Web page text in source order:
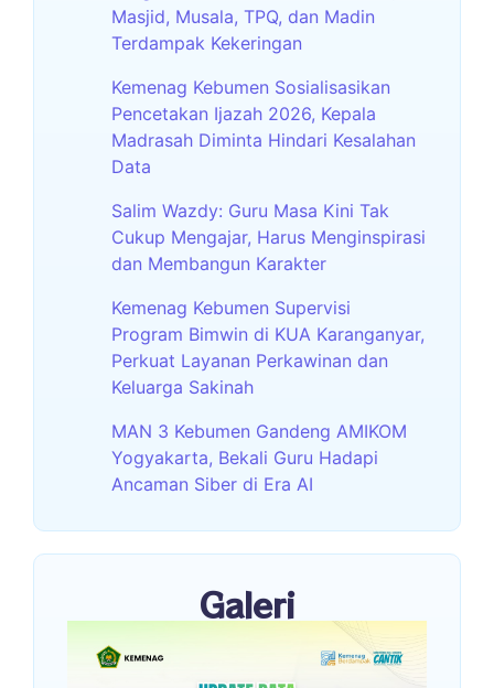
Masjid, Musala, TPQ, dan Madin
Terdampak Kekeringan
Kemenag Kebumen Sosialisasikan
Pencetakan Ijazah 2026, Kepala
Madrasah Diminta Hindari Kesalahan
Data
Salim Wazdy: Guru Masa Kini Tak
Cukup Mengajar, Harus Menginspirasi
dan Membangun Karakter
Kemenag Kebumen Supervisi
Program Bimwin di KUA Karanganyar,
Perkuat Layanan Perkawinan dan
Keluarga Sakinah
MAN 3 Kebumen Gandeng AMIKOM
Yogyakarta, Bekali Guru Hadapi
Ancaman Siber di Era AI
Galeri